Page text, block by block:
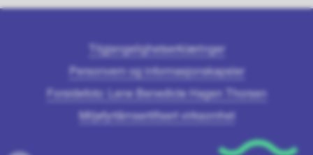
Tilgjengelighetserklæringer
Personvern og informasjonskapsler
Forsidefoto: Lene Benedicte Hagen Thorsen
Miljøfyrtårnsertifisert virksomhet